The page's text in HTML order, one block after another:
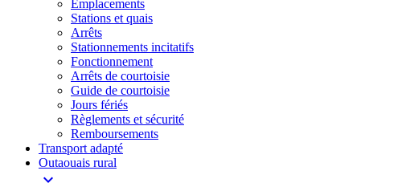
Emplacements
Stations et quais
Arrêts
Stationnements incitatifs​
Fonctionnement
Arrêts de courtoisie​
Guide de courtoisie
Jours fériés
Règlements et sécurité
Remboursements
Transport adapté
Outaouais rural
expand_more